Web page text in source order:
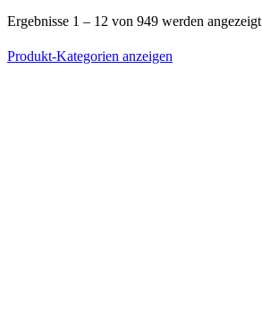
Ergebnisse 1 – 12 von 949 werden angezeigt
Produkt-Kategorien anzeigen